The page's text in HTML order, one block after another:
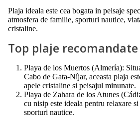
Plaja ideala este cea bogata in peisaje
atmosfera de familie, sporturi nautice,
cristaline.
Top plaje
Playa de los Muertos (Almería):
Cabo de Gata-Níjar, aceasta plaja
apele cristaline si peisajul minunate.
Playa de Zahara de los Atunes
cu nisip este ideala pentru relaxare
sporturi nautice.